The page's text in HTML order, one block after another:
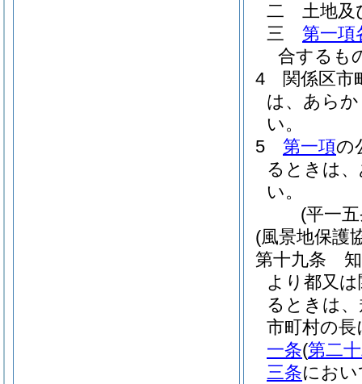
二
土地及
三
第一項
合するも
4
関係区市
は、あら
い。
5
第一項の
るときは
い。
(平一
(風景地保護
第十九条
より都又
るときは
市町村の
一条(第二
三条にお